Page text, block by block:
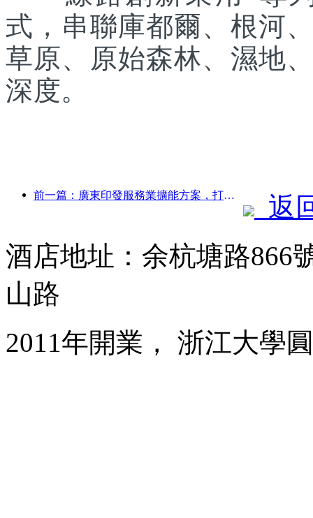
式，串聯庫都爾、根河
草原、原始森林、濕地
深度。
前一篇：廣東印發服務業擴能方案，打造大灣區世界級旅游目的地
返
酒店地址：余杭塘路866
山路
2011年開業， 浙江大學